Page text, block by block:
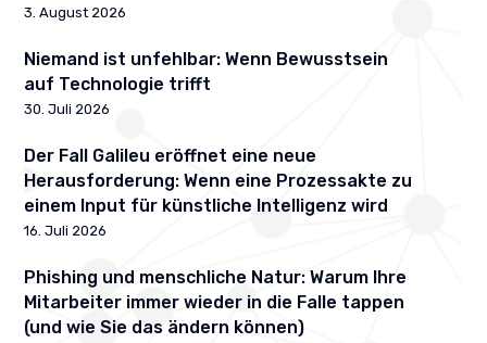
3. August 2026
Niemand ist unfehlbar: Wenn Bewusstsein
auf Technologie trifft
30. Juli 2026
Der Fall Galileu eröffnet eine neue
Herausforderung: Wenn eine Prozessakte zu
einem Input für künstliche Intelligenz wird
16. Juli 2026
Phishing und menschliche Natur: Warum Ihre
Mitarbeiter immer wieder in die Falle tappen
(und wie Sie das ändern können)